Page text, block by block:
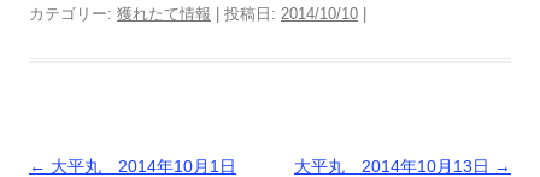
カテゴリー: 獲れたて情報 | 投稿日: 2014/10/10
投
← 大平丸 2014年10月1日 大平丸 2014年10月13日 →